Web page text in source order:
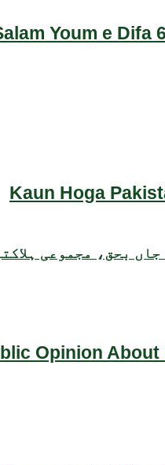
Youm e
Kaun Hoga
Opinion